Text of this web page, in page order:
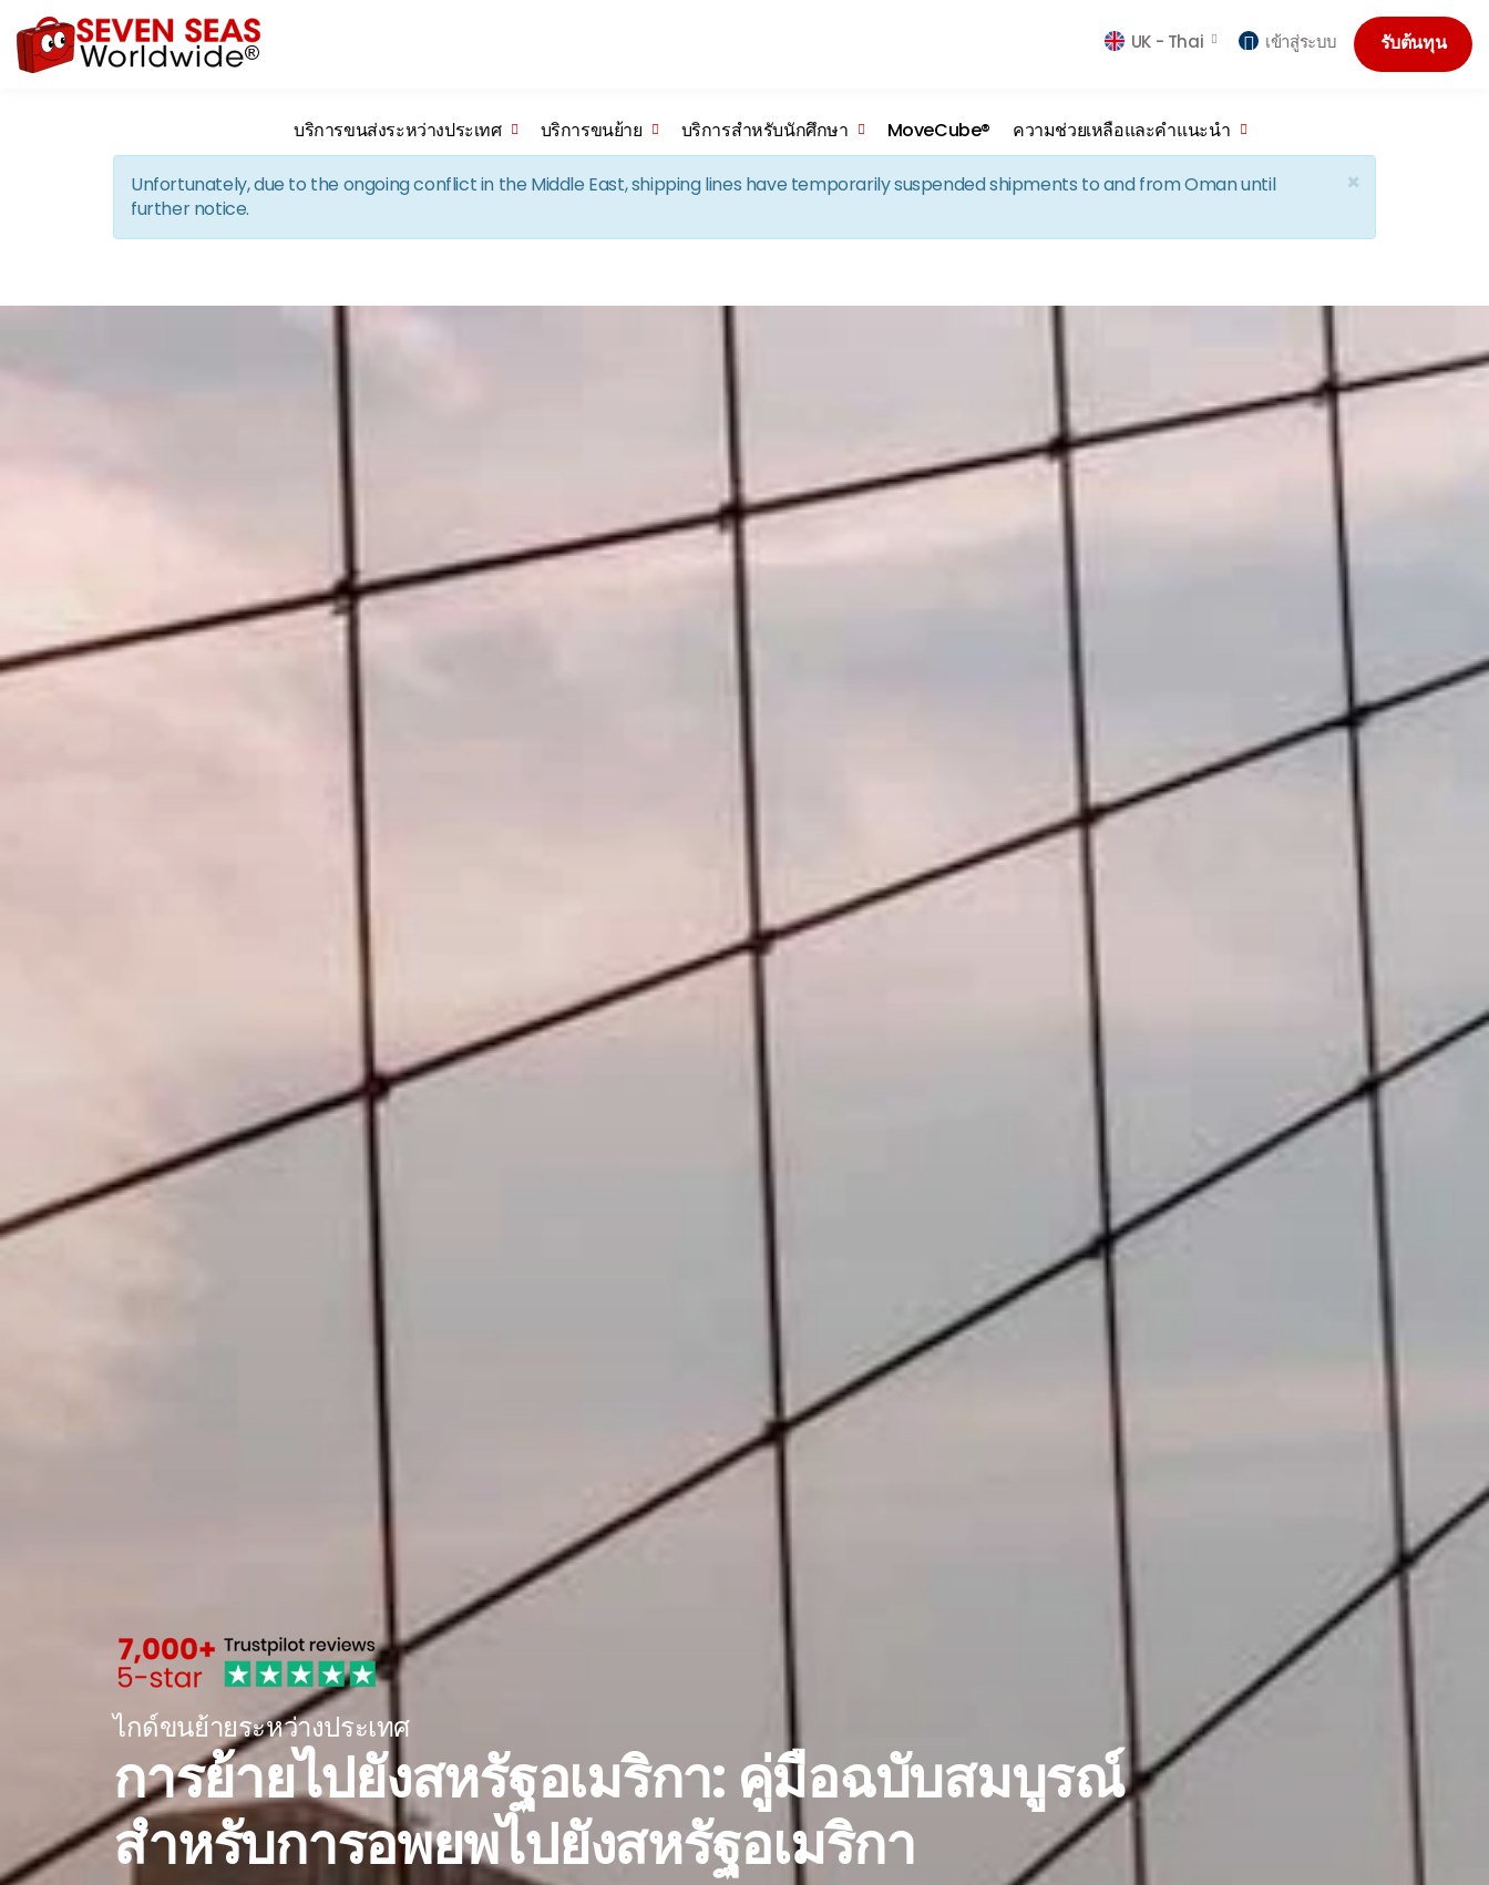
รับต้นทุน
UK - Thai เข้าสู่ระบบ
บริการขนส่งระหว่างประเทศ บริการขนย้าย บริการสำหรับนักศึกษา MoveCube® ความช่วยเหลือและคำแนะนำ
×
Unfortunately, due to the ongoing conflict in the Middle East, shipping lines have temporarily suspended shipments to and from Oman until
further notice.
ไกด์ขนย้ายระหว่างประเทศ
การย้ายไปยังสหรัฐอเมริกา: คู่มือฉบับสมบูรณ์
สำหรับการอพยพไปยังสหรัฐอเมริกา